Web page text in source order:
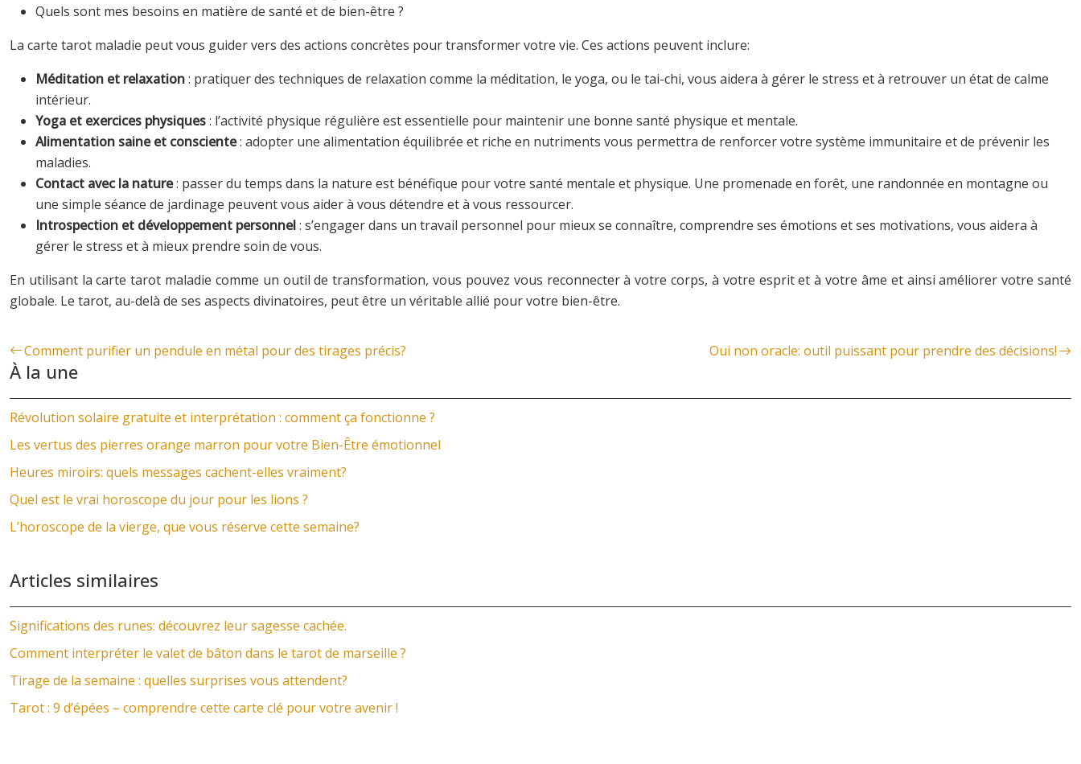
Quels sont mes besoins en matière de santé et de bien-être ?
La carte tarot maladie peut vous guider vers des actions concrètes pour transformer votre vie. Ces actions peuvent inclure:
Méditation et relaxation: pratiquer des techniques de relaxation comme la méditation, le yoga, ou le tai-chi, vous aidera à gérer le stress et à retrouver un état de calme
intérieur.
Yoga et exercices physiques: l’activité physique régulière est essentielle pour maintenir une bonne santé physique et mentale.
Alimentation saine et consciente: adopter une alimentation équilibrée et riche en nutriments vous permettra de renforcer votre système immunitaire et de prévenir les
maladies.
Contact avec la nature: passer du temps dans la nature est bénéfique pour votre santé mentale et physique. Une promenade en forêt, une randonnée en montagne ou
une simple séance de jardinage peuvent vous aider à vous détendre et à vous ressourcer.
Introspection et développement personnel: s’engager dans un travail personnel pour mieux se connaître, comprendre ses émotions et ses motivations, vous aidera à
gérer le stress et à mieux prendre soin de vous.
En utilisant la carte tarot maladie comme un outil de transformation, vous pouvez vous reconnecter à votre corps, à votre esprit et à votre âme et ainsi améliorer votre santé
globale. Le tarot, au-delà de ses aspects divinatoires, peut être un véritable allié pour votre bien-être.
Comment purifier un pendule en métal pour des tirages précis? Oui non oracle: outil puissant pour prendre des décisions!
À la une
Révolution solaire gratuite et interprétation : comment ça fonctionne ?
Les vertus des pierres orange marron pour votre Bien-Être émotionnel
Heures miroirs: quels messages cachent-elles vraiment?
Quel est le vrai horoscope du jour pour les lions ?
L’horoscope de la vierge, que vous réserve cette semaine?
Articles similaires
Significations des runes: découvrez leur sagesse cachée.
Comment interpréter le valet de bâton dans le tarot de marseille ?
Tirage de la semaine : quelles surprises vous attendent?
Tarot : 9 d’épées – comprendre cette carte clé pour votre avenir !